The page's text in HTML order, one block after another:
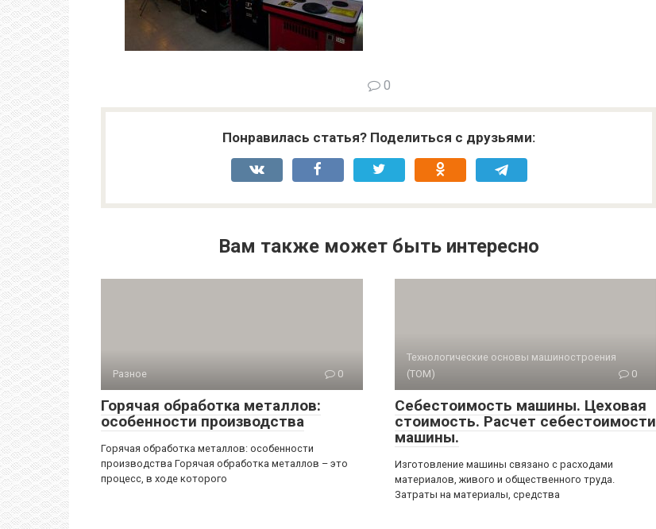
0
Понравилась статья? Поделиться с друзьями:
Вам также может быть интересно
Разное 0
Горячая обработка металлов:
особенности производства
Горячая обработка металлов: особенности
производства Горячая обработка металлов – это
процесс, в ходе которого
Технологические основы машиностроения
(ТОМ)
0
Себестоимость машины. Цеховая
стоимость. Расчет себестоимости
машины.
Изготовление машины связано с расходами
материалов, живого и общественного труда.
Затраты на материалы, средства